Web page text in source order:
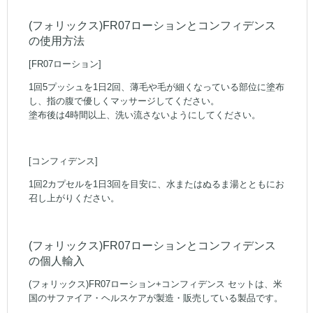
(フォリックス)FR07ローションとコンフィデンス
の使用方法
[FR07ローション]
1回5プッシュを1日2回、薄毛や毛が細くなっている部位に塗布
し、指の腹で優しくマッサージしてください。
塗布後は4時間以上、洗い流さないようにしてください。
[コンフィデンス]
1回2カプセルを1日3回を目安に、水またはぬるま湯とともにお
召し上がりください。
(フォリックス)FR07ローションとコンフィデンス
の個人輸入
(フォリックス)FR07ローション+コンフィデンス セットは、米
国のサファイア・ヘルスケアが製造・販売している製品です。